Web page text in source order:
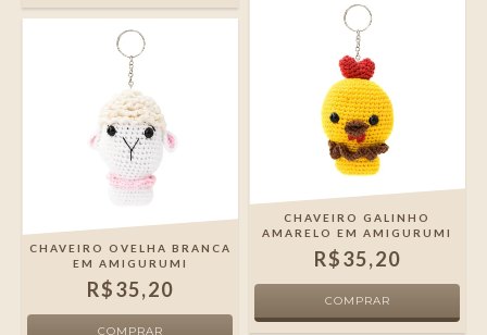
CHAVEIRO OVELHA BRANCA
EM AMIGURUMI
R$35,20
CHAVEIRO GALINHO
AMARELO EM AMIGURUMI
R$35,20